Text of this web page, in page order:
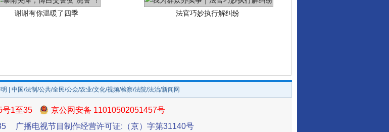
今年投资意愿榜揭晓 新中国诞生的见证
| 中国/法制/公共/全民/公众/农业/文化/视频/检察/法院/法治/新闻网
号1至35
京公网安备 11010502051457号
广播电视节目制作经营许可证:（京）字第31140号